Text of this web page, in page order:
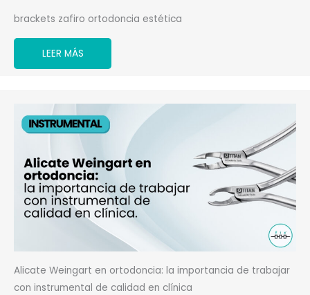
brackets zafiro ortodoncia estética
LEER MÁS
Alicate Weingart en ortodoncia: la importancia de trabajar
con instrumental de calidad en clínica